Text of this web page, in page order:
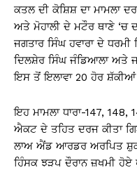
ਕਤਲ ਦੀ ਕੋਸ਼ਿਸ਼ ਦਾ ਮਾਮਲਾ
ਅਤੇ ਮੋਹਾਲੀ ਦੇ ਮਟੌਰ ਥਾਣੇ
ਜਗਤਾਰ ਸਿੰਘ ਹਵਾਰਾ ਦੇ
ਦਿਲਸ਼ੇਰ ਸਿੰਘ ਜੰਡਿਆਲਾ ਅਤੇ
ਇਸ ਤੋਂ ਇਲਾਵਾ 20 ਹੋਰ ਸ਼ੱਕੀਆਂ
ਇਹ ਮਾਮਲਾ ਧਾਰਾ-147,
ਐਕਟ ਦੇ ਤਹਿਤ ਦਰਜ ਕੀਤਾ
ਲਾਅ ਐਂਡ ਆਰਡਰ ਅਰਪਿਤ
ਹਿੰਸਕ ਝੜਪ ਦੌਰਾਨ ਜ਼ਖਮੀ ਹੋਏ